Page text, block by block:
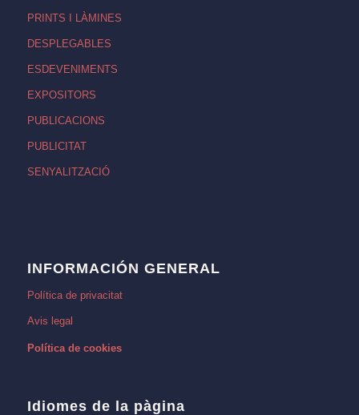
PRINTS I LÀMINES
DESPLEGABLES
ESDEVENIMENTS
EXPOSITORS
PUBLICACIONS
PUBLICITAT
SENYALITZACIÓ
INFORMACIÓN GENERAL
Política de privacitat
Avis legal
Política de cookies
Idiomes de la pàgina